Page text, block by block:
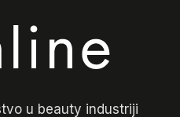
u beauty industriji